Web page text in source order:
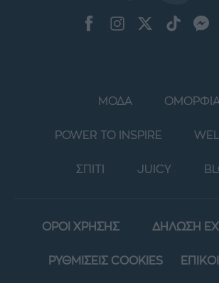
ΜΟΔΑ
POWER TO INSPIRE
ΣΠΙΤΙ JUICY
ΟΡΟΙ ΧΡΗΣΗΣ ΔΗΛΩΣΗ
ΡΥΘΜΙΣΕΙΣ COOKIES